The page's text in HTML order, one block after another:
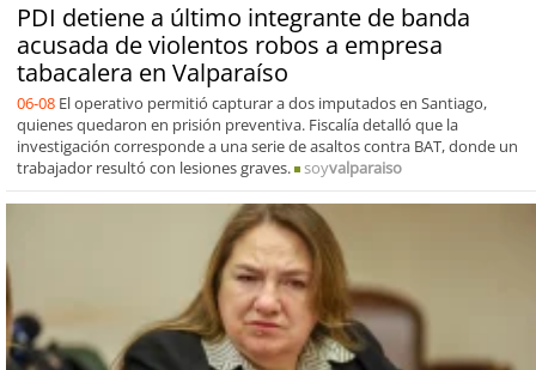
PDI detiene a último integrante de banda
acusada de violentos robos a empresa
tabacalera en Valparaíso
06-08 El operativo permitió capturar a dos imputados en Santiago,
quienes quedaron en prisión preventiva. Fiscalía detalló que la
investigación corresponde a una serie de asaltos contra BAT, donde un
trabajador resultó con lesiones graves.
soyvalparaiso